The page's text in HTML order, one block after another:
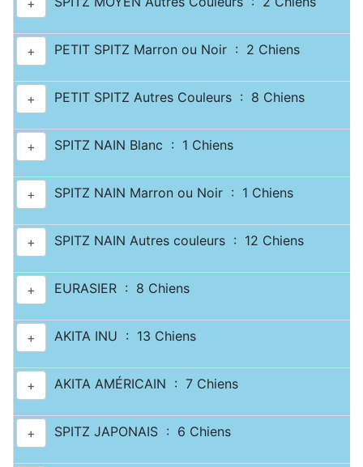
+
+ PETIT SPITZ Marron ou Noir : 2 Chiens
+ PETIT SPITZ Autres Couleurs : 8 Chiens
+ SPITZ NAIN Blanc : 1 Chiens
+ SPITZ NAIN Marron ou Noir : 1 Chiens
+ SPITZ NAIN Autres couleurs : 12 Chiens
+ EURASIER : 8 Chiens
+ AKITA INU : 13 Chiens
+ AKITA AMÉRICAIN : 7 Chiens
+ SPITZ JAPONAIS : 6 Chiens